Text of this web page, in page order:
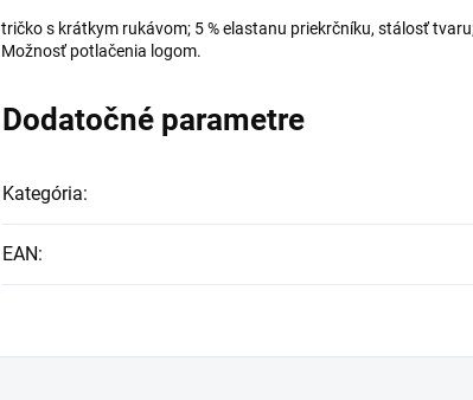
tričko s krátkym rukávom; 5 % elastanu priekrčníku, stálosť
Možnosť potlačenia logom.
Dodatočné parametre
Kategória:
EAN: